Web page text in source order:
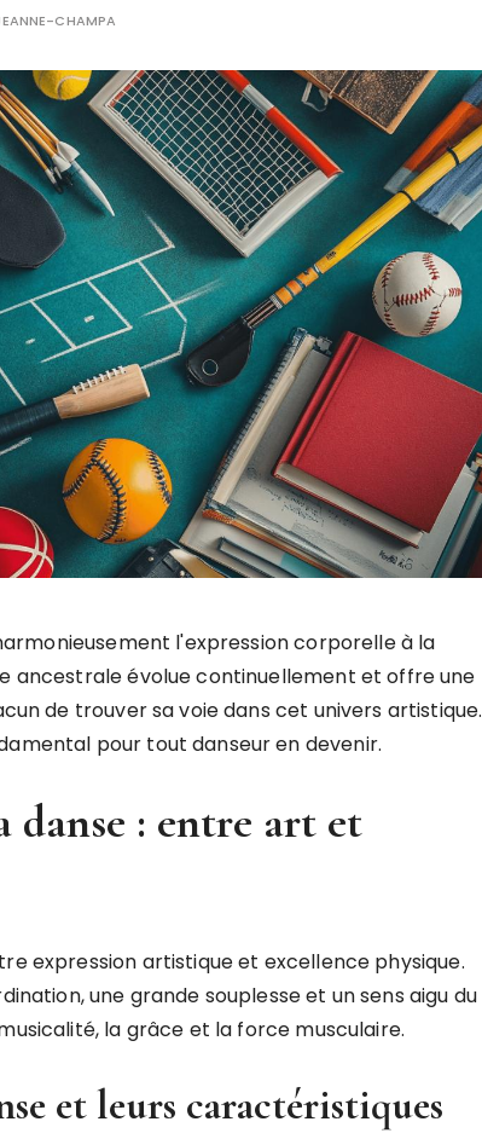
CHAMPA
l'expression corporelle à la
ancestrale évolue continuellement et offre une
de trouver sa voie dans cet univers artistique.
pour tout danseur en devenir.
danse : entre art et
expression artistique et excellence physique.
une grande souplesse et un sens aigu du
la grâce et la force musculaire.
et leurs caractéristiques